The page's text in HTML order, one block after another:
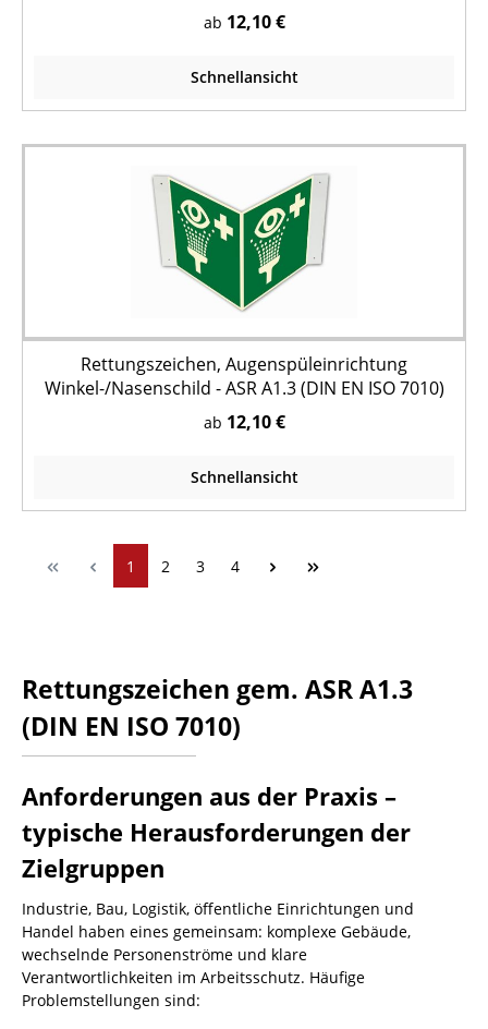
ab 12,10 €
Schnellansicht
Rettungszeichen, Augenspüleinrichtung
Winkel-/Nasenschild - ASR A1.3 (DIN EN ISO 7010)
ab 12,10 €
Schnellansicht
1 2 3 4
Rettungszeichen gem. ASR A1.3
(DIN EN ISO 7010)
Anforderungen aus der Praxis –
typische Herausforderungen der
Zielgruppen
Industrie, Bau, Logistik, öffentliche Einrichtungen und
Handel haben eines gemeinsam: komplexe Gebäude,
wechselnde Personenströme und klare
Verantwortlichkeiten im Arbeitsschutz. Häufige
Problemstellungen sind: